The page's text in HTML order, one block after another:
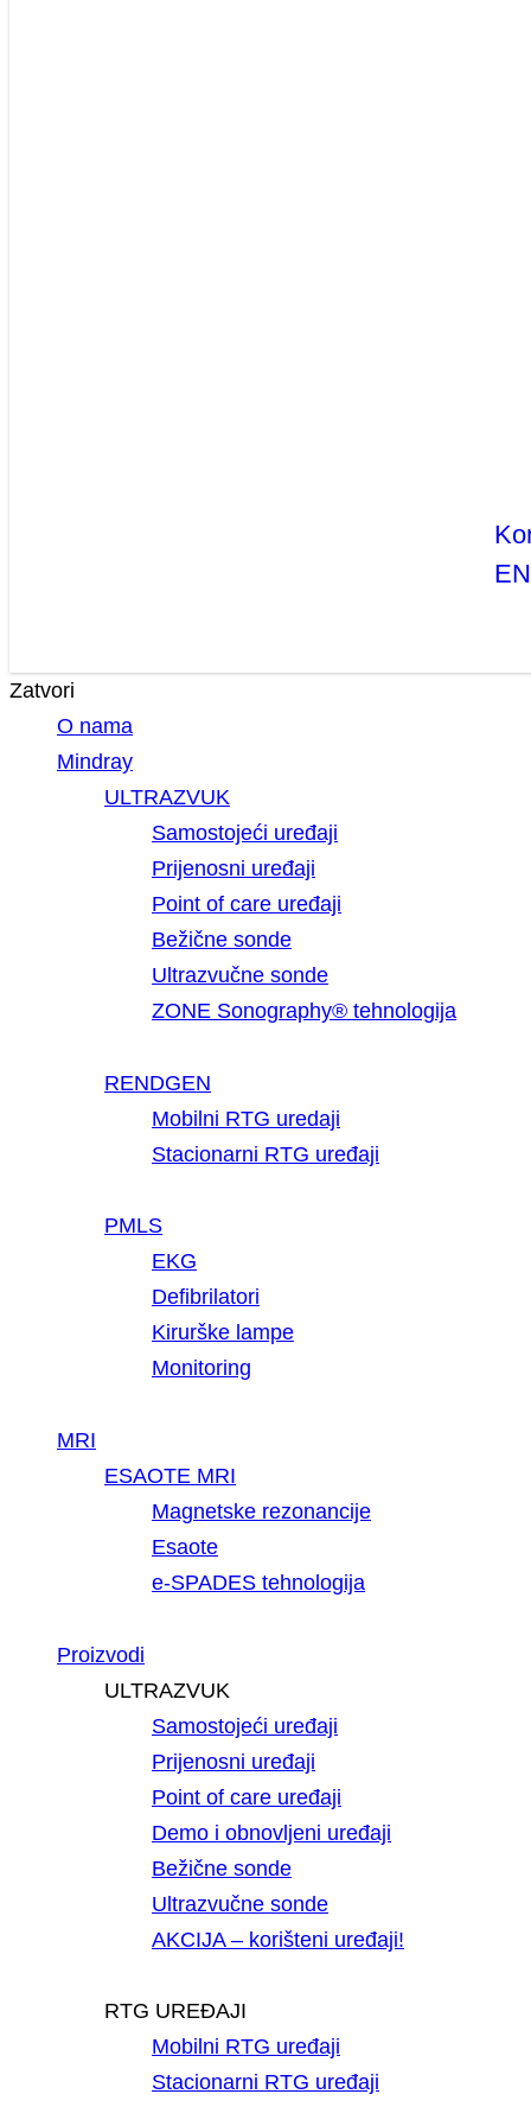
EN
Zatvori
O nama
Mindray
ULTRAZVUK
Samostojeći uređaji
Prijenosni uređaji
Point of care uređaji
Bežične sonde
Ultrazvučne sonde
ZONE Sonography® tehnologija
RENDGEN
Mobilni RTG uredaji
Stacionarni RTG uređaji
PMLS
EKG
Defibrilatori
Kirurške lampe
Monitoring
MRI
ESAOTE MRI
Magnetske rezonancije
Esaote
e-SPADES tehnologija
Proizvodi
ULTRAZVUK
Samostojeći uređaji
Prijenosni uređaji
Point of care uređaji
Demo i obnovljeni uređaji
Bežične sonde
Ultrazvučne sonde
AKCIJA – korišteni uređaji!
RTG UREĐAJI
Mobilni RTG uređaji
Stacionarni RTG uređaji